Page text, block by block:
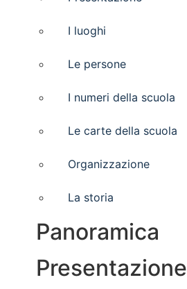
I luoghi
Le persone
I numeri della scuola
Le carte della scuola
Organizzazione
La storia
Panoramica
Presentazione